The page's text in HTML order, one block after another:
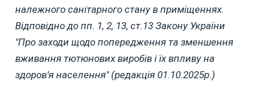
належного санітарного стану в приміщеннях.
Відповідно до пп. 1, 2, 13, ст.13 Закону України
"Про заходи щодо попередження та зменшення
вживання тютюнових виробів і їх впливу на
здоров’я населення" (редакція 01.10.2025р.)